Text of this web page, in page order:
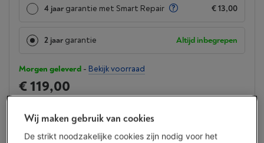
4 jaar garantie met Smart Repair € 13,00
2 jaar garantie Altijd inbegrepen
Morgen geleverd - Bekijk voorraad
€ 119,00
Let op, geld lenen kost ook geld.
Minder dan 10 in stock, bestel nu!
Wij maken gebruik van cookies
De strikt noodzakelijke cookies zijn nodig voor het